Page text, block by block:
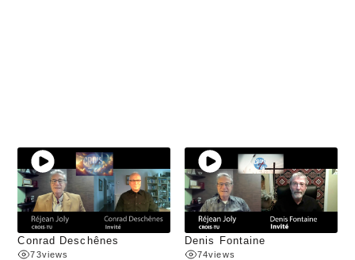
Conrad Deschênes
73views
Denis Fontaine
74views